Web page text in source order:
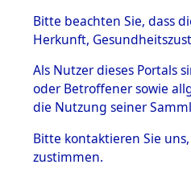
BESTÄNDE
Inhaftierungsdoku
mente
5. Verschiedenes
Todesmärsche
5.3.1 Alliierte
Bitte beachten Sie, dass
Herkunft,
Als Nutzer dieses Portals
oder Betroffener sowie
die Nutzung seiner
Bitte kontaktieren Sie
zustimmen.